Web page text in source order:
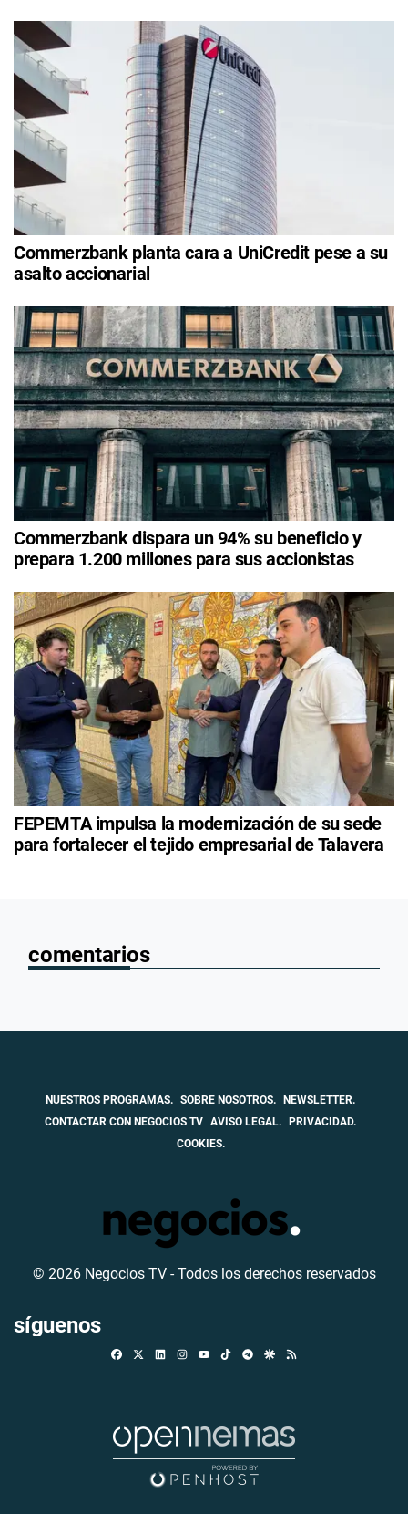
Commerzbank planta cara a UniCredit pese a su
asalto accionarial
Commerzbank dispara un 94% su beneficio y
prepara 1.200 millones para sus accionistas
FEPEMTA impulsa la modernización de su sede
para fortalecer el tejido empresarial de Talavera
comentarios
NUESTROS PROGRAMAS. SOBRE NOSOTROS.
NEWSLETTER.
CONTACTAR CON NEGOCIOS TV AVISO LEGAL.
PRIVACIDAD.
COOKIES.
© 2026 Negocios TV - Todos los derechos reservados
síguenos
FacebookLinkedinInstagramTikTokTelegramGoogle Discover